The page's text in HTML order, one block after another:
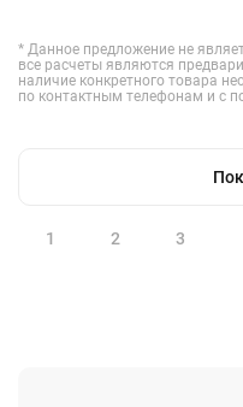
* Данное предложение не
все расчеты являются
наличие конкретного товара
по контактным телефонам и с
1 2 3